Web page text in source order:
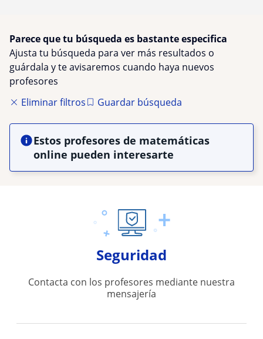
Parece que tu búsqueda es bastante especifica
Ajusta tu búsqueda para ver más resultados o
guárdala y te avisaremos cuando haya nuevos
profesores
Eliminar filtros
Guardar búsqueda
Estos profesores de matemáticas
online pueden interesarte
Seguridad
Contacta con los profesores mediante nuestra
mensajería